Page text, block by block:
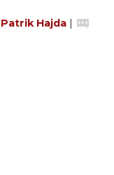
Patrik Hajda |